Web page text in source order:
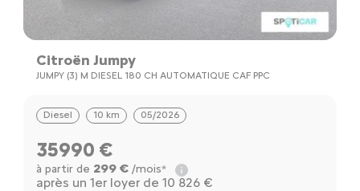
Citroën Jumpy
JUMPY (3) M DIESEL 180 CH AUTOMATIQUE CAF PPC
Diesel 10 km 05/2026
35990 €
à partir de 299 €/mois*
après un 1er loyer de 10 826 €